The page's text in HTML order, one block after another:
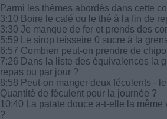
Parmi les thèmes abordés dans cette
3:10 Boire le café ou le thé à la fin de
3:30 Je manque de fer et prends des
5:59 Le sirop teisseire 0 sucre à la
6:57 Combien peut-on prendre de
7:26 Dans la liste des équivalences la
repas ou par jour ?
8:58 Peut-on manger deux féculents -
Quantité de féculent pour la journée ?
10:40 La patate douce a-t-elle la
?